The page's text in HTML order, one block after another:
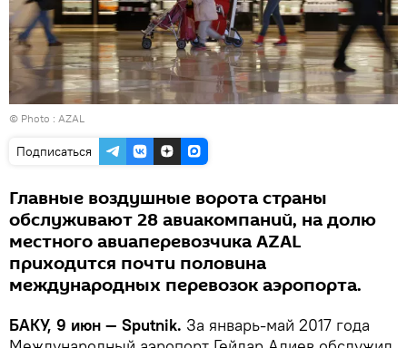
© Photo : AZAL
Подписаться
Главные воздушные ворота страны
обслуживают 28 авиакомпаний, на долю
местного авиаперевозчика AZAL
приходится почти половина
международных перевозок аэропорта.
БАКУ, 9 июн — Sputnik. За январь-май 2017 года